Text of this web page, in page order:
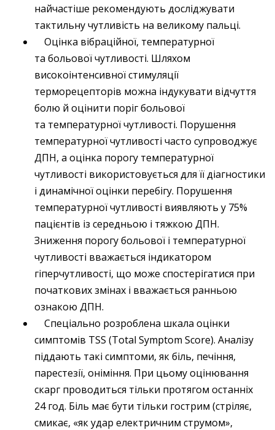
найчастіше рекомендують досліджувати
тактильну чутливість на великому пальці.
Оцінка вібраційної, температурної
та больової чутливості. Шляхом
високоінтенсивної стимуляції
терморецепторів можна індукувати відчуття
болю й оцінити поріг больової
та температурної чутливості. Порушення
температурної чутливості часто супроводжує
ДПН, а оцінка порогу температурної
чутливості використовується для її діагностики
і динамічної оцінки перебігу. Порушення
температурної чутливості виявляють у 75%
пацієнтів із середньою і тяжкою ДПН.
Зниження порогу больової і температурної
чутливості вважається індикатором
гіперчутливості, що може спостерігатися при
початкових змінах і вважається ранньою
ознакою ДПН.
Спеціально розроблена шкала оцінки
симптомів TSS (Total Symptom Score). Аналізу
піддають такі симптоми, як біль, печіння,
парестезії, оніміння. При цьому оцінювання
скарг проводиться тільки протягом останніх
24 год. Біль має бути тільки гострим (стріляє,
смикає, «як удар електричним струмом»,